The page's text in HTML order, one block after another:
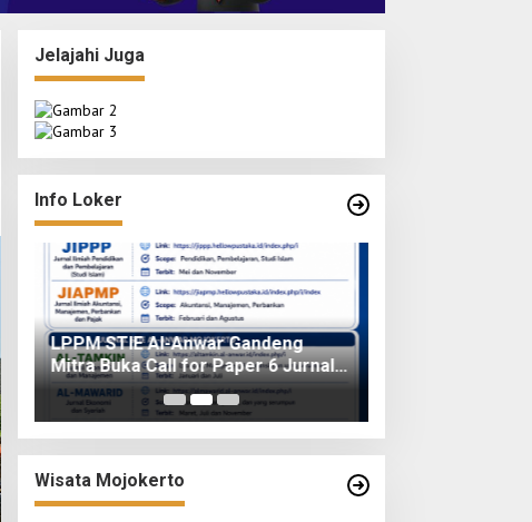
Jelajahi Juga
Info Loker
LPPM STIE Al-Anwar Gandeng
Mitra Buka Call for Paper 6 Jurnal
Ilmiah Nasional 2026
Wisata Mojokerto